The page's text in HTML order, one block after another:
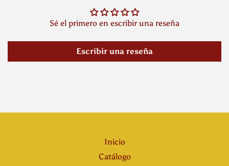
Sé el primero en escribir una reseña
Escribir una reseña
Inicio
Catálogo